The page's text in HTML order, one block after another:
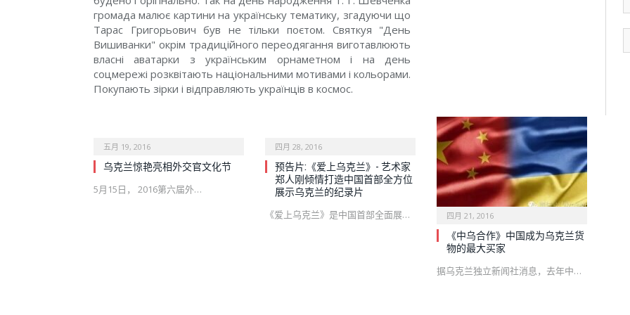
громада малює картини на українську тематику, згадуючи що
Тарас Григорьович був не тільки поєтом. Святкуя "День
Вишиванки" окрім традиційного переодягання виготавлюють
власні аватарки з українським орнаметном і на день
соцмережі розквітають національними мотивами і кольорами.
Покупають зірки і відправляють українців в космос.
五月 19, 2016
乌克兰惊艳亮相外交官文化节
5月15日， 2016第六届外…
四月 28, 2016
预告片:《爱上乌克兰》- 艺术家
郑人刚倾情打造中国首部全方位
展示乌克兰的纪录片
《爱上乌克兰》是中国首部全面展… 四月 21, 2016
《中乌合作》中国成为乌克兰货
物的最大买家
据乌克兰独立新闻社消息，去年中…